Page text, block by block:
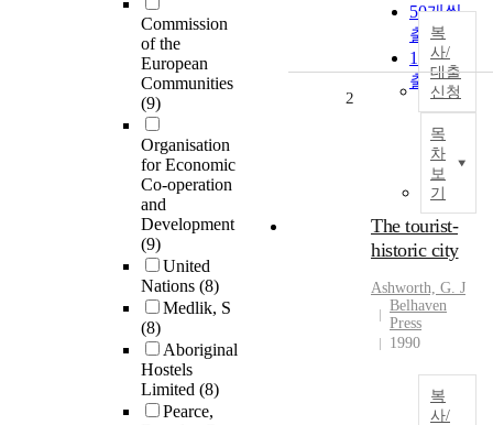
Commission
of the
European
Communities
(9)
Organisation
for Economic
Co-operation
and
Development
(9)
United
Nations (8)
Medlik, S
(8)
Aboriginal
Hostels
Limited (8)
Pearce,
50개씩
출력
100개씩
출력
복
사/
대출
신청
목
차
보
기
2
The tourist-
historic city
Ashworth, G. J
Belhaven
Press
1990
복
사/